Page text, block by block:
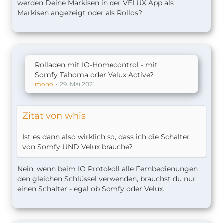
werden Deine Markisen in der VELUX App als
Markisen angezeigt oder als Rollos?
Rolladen mit IO-Homecontrol - mit
Somfy Tahoma oder Velux Active?
mono 29. Mai 2021
Zitat von whis
Ist es dann also wirklich so, dass ich die Schalter
von Somfy UND Velux brauche?
Nein, wenn beim IO Protokoll alle Fernbedienungen
den gleichen Schlüssel verwenden, brauchst du nur
einen Schalter - egal ob Somfy oder Velux.